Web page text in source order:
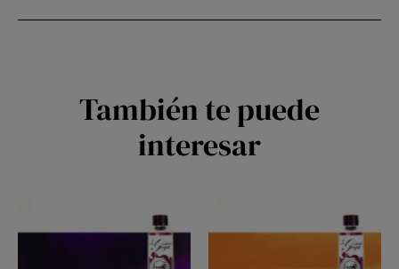
También te puede
interesar